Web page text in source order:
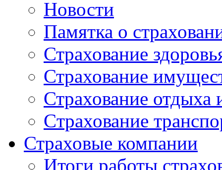
Новости
Памятка о
Страхование
Страхование
Страхование отдыха
Cтрахование
Страховые компании
Итоги работы